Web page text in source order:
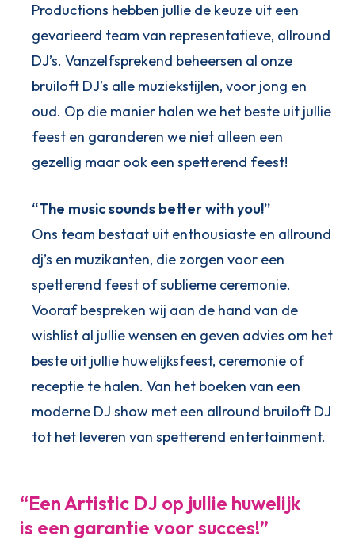
Productions hebben jullie de keuze uit een
gevarieerd team van representatieve, allround
DJ’s. Vanzelfsprekend beheersen al onze
bruiloft DJ’s alle muziekstijlen, voor jong en
oud. Op die manier halen we het beste uit jullie
feest en garanderen we niet alleen een
gezellig maar ook een spetterend feest!
“The music sounds better with you!”
Ons team bestaat uit enthousiaste en allround
dj’s en muzikanten, die zorgen voor een
spetterend feest of sublieme ceremonie.
Vooraf bespreken wij aan de hand van de
wishlist al jullie wensen en geven advies om het
beste uit jullie huwelijksfeest, ceremonie of
receptie te halen. Van het boeken van een
moderne DJ show met een allround bruiloft DJ
tot het leveren van spetterend entertainment.
“Een Artistic DJ op jullie huwelijk
is een garantie voor succes!”